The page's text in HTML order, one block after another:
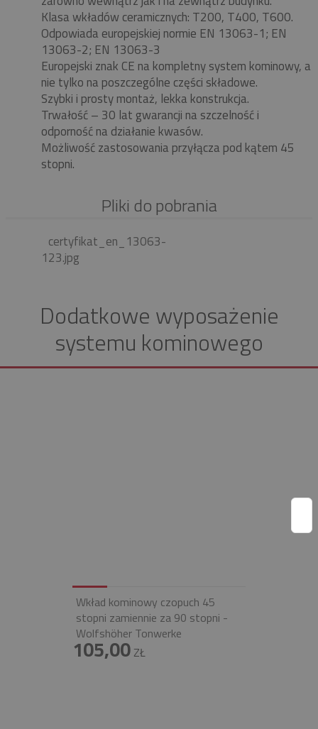
Klasa wkładów ceramicznych: T200, T400, T600.
Odpowiada europejskiej normie EN 13063-1; EN
13063-2; EN 13063-3
Europejski znak CE na kompletny system kominowy, a
nie tylko na poszczególne części składowe.
Szybki i prosty montaż, lekka konstrukcja.
Trwałość – 30 lat gwarancji na szczelność i
odporność na działanie kwasów.
Możliwość zastosowania przyłącza pod kątem 45
stopni.
Pliki do pobrania
certyfikat_en_13063-
123.jpg
Dodatkowe wyposażenie
systemu kominowego
Wkład kominowy czopuch 45
stopni zamiennie za 90 stopni -
Wolfshöher Tonwerke
105,00ZŁ